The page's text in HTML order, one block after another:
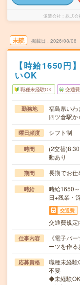
派遣会社 株式会
未読 掲載日 2026/08/06
【時給1650円
いOK
職種未経験OK 交通
勤務地
福島県いわ
四ツ倉駅
曜日頻度 シフト制
時間
(2交替
動あり
期間 長期でお仕
時給
時給1650
日+残業・
交通費
交通費規定
仕事内容
《電子パ
ーツを作
応募資格
職種未経験
不要
◆未経験